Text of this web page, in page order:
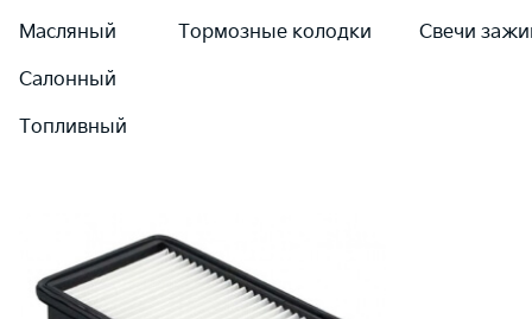
Масляный
Салонный
Топливный
Тормозные колодки Свечи